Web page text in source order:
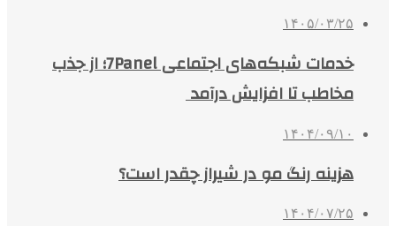
۱۴۰۵/۰۳/۲۵
خدمات شبکه‌های اجتماعی 7Panel؛ از جذب
مخاطب تا افزایش درآمد
۱۴۰۴/۰۹/۱۰
هزینه رنگ مو در شیراز چقدر است؟
۱۴۰۴/۰۷/۲۵